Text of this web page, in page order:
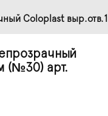
Coloplast
(№30) арт.